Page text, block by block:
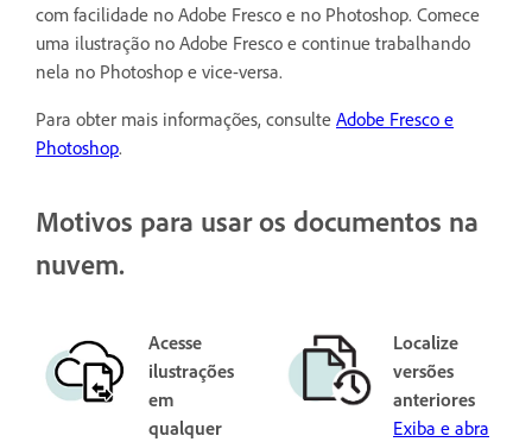
com facilidade no Adobe Fresco e no Photoshop. Comece
uma ilustração no Adobe Fresco e continue trabalhando
nela no Photoshop e vice-versa.
Para obter mais informações, consulte Adobe Fresco e
Photoshop.
Motivos para usar os documentos na
nuvem.
Acesse
ilustrações
em
qualquer
Localize
versões
anteriores
Exiba e abra